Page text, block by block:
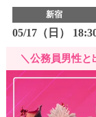
新宿
05/17（日）
＼公務員男性